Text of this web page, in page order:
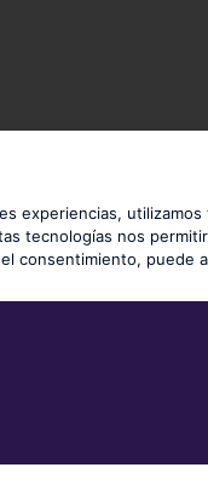
experiencias,
tecnologías nos
consentimiento, puede